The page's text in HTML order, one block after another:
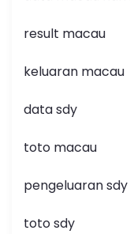
result macau
keluaran macau
data sdy
toto macau
pengeluaran sdy
toto sdy